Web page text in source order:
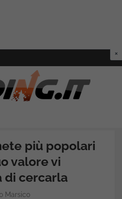
più popolari
valore vi
di cercarla
Marsico